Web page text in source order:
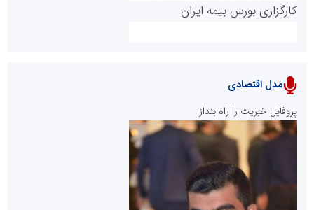
پایگاه خبری نهضت ملی مسکن
کارگزاری بورس بیمه ایران
سازمان بورس و اوراق بهادار
مدل اقتصادی
پروفایل خبریت را راه بنداز